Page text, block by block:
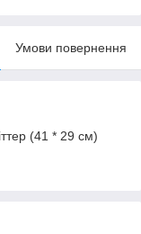
Умови повернення
(41 * 29 см)